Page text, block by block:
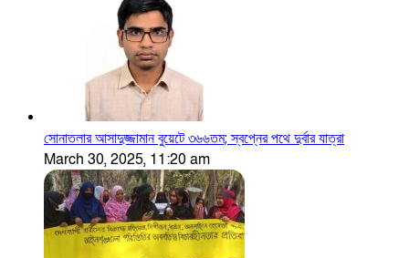
সোনাতলার আসাদুজ্জামান বুয়েটে ৩৬৬তম; স্বপ্নের পথে দুর্বার যাত্রা
March 30, 2025, 11:20 am